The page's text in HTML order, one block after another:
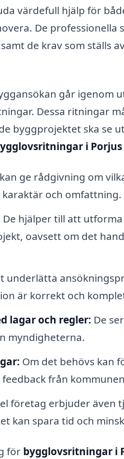
värdefull hjälp för
De professionella
de krav som ställs
går igenom
Dessa ritningar
byggprojektet ska se
i Porjus
ge rådgivning om
och omfattning.
De hjälper till att
oavsett om det
underlätta
är korrekt och
lagar och regler: De
myndigheterna.
Om det behövs kan
från
företag erbjuder även
kan spara tid och
för bygglovsritningar i